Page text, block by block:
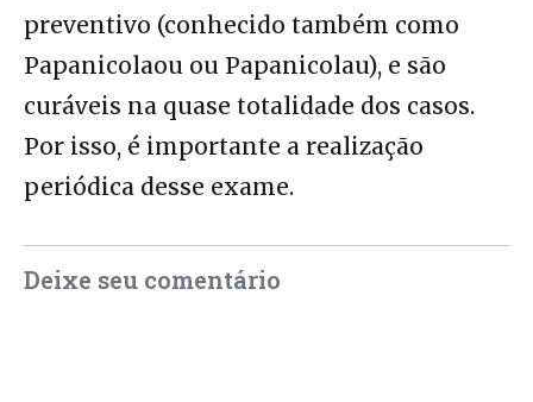
preventivo (conhecido também como
Papanicolaou ou Papanicolau), e são
curáveis na quase totalidade dos casos.
Por isso, é importante a realização
periódica desse exame.
Deixe seu comentário